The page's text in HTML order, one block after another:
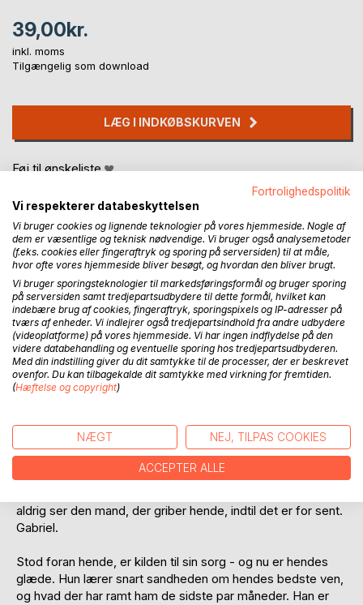
39,00kr.
inkl. moms
Tilgængelig som download
LÆG I INDKØBSKURVEN
Føj til ønskeliste
BESKRIVELSE
Ariels bedste ven og hemmelige kærlighed, Gabriel,
forsvandt for måneder siden. Men ingen spor og ingen
ledetråde, har politiet ændret deres opmærksomhed fra en
hjerte bryde åbenbaring for Ariel og en sandhed hendes
sjæl ikke ønsker at møde. Flygter fra hendes lille lejlighed til
komforten i en lokal park sent en nat, Ariel finder sin sorg
breder ud i mørket i store, wracking hulken som ekko og
aldrig ser den mand, der griber hende, indtil det er for sent.
Gabriel.
Stod foran hende, er kilden til sin sorg - og nu er hendes
glæde. Hun lærer snart sandheden om hendes bedste ven,
og hvad der har ramt ham de sidste par måneder. Han er
Fortrolighedspolitik
Vi respekterer databeskyttelsen
Vi bruger cookies og lignende teknologier på vores hjemmeside. Nogle af
dem er væsentlige og teknisk nødvendige. Vi bruger også analysemetoder
(f.eks. cookies eller fingeraftryk og sporing på serversiden) til at måle,
hvor ofte vores hjemmeside bliver besøgt, og hvordan den bliver brugt.
Vi bruger sporingsteknologier til markedsføringsformål og bruger sporing
på serversiden samt tredjepartsudbydere til dette formål, hvilket kan
indebære brug af cookies, fingeraftryk, sporingspixels og IP-adresser på
tværs af enheder. Vi indlejrer også tredjepartsindhold fra andre udbydere
(videoplatforme) på vores hjemmeside. Vi har ingen indflydelse på den
videre databehandling og eventuelle sporing hos tredjepartsudbyderen.
Med din indstilling giver du dit samtykke til de processer, der er beskrevet
ovenfor. Du kan tilbagekalde dit samtykke med virkning for fremtiden.
(Hæftelse og copyright)
NÆGT NEJ, TILPAS COOKIES
ACCEPTER ALLE